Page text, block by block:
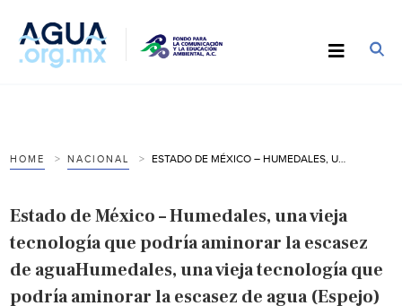
HOME NACIONAL
Estado de México – Humedales, una vieja
tecnología que podría aminorar la escasez
de aguaHumedales, una vieja tecnología que
podría aminorar la escasez de agua (Espejo)